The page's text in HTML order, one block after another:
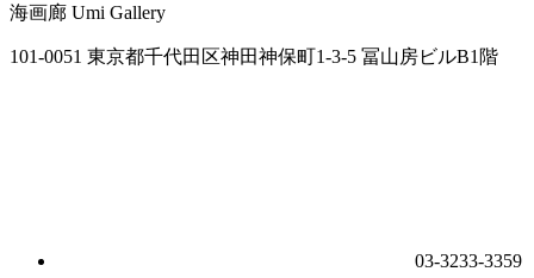
海画廊 Umi Gallery
101-0051 東京都千代田区神田神保町1-3-5 冨山房ビルB1階
03-3233-3359